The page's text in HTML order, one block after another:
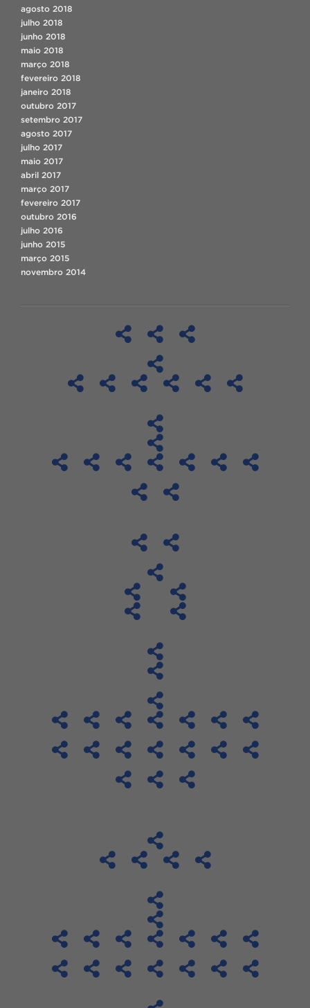
agosto 2018
julho 2018
junho 2018
maio 2018
março 2018
fevereiro 2018
janeiro 2018
outubro 2017
setembro 2017
agosto 2017
julho 2017
maio 2017
abril 2017
março 2017
fevereiro 2017
outubro 2016
julho 2016
junho 2015
março 2015
novembro 2014